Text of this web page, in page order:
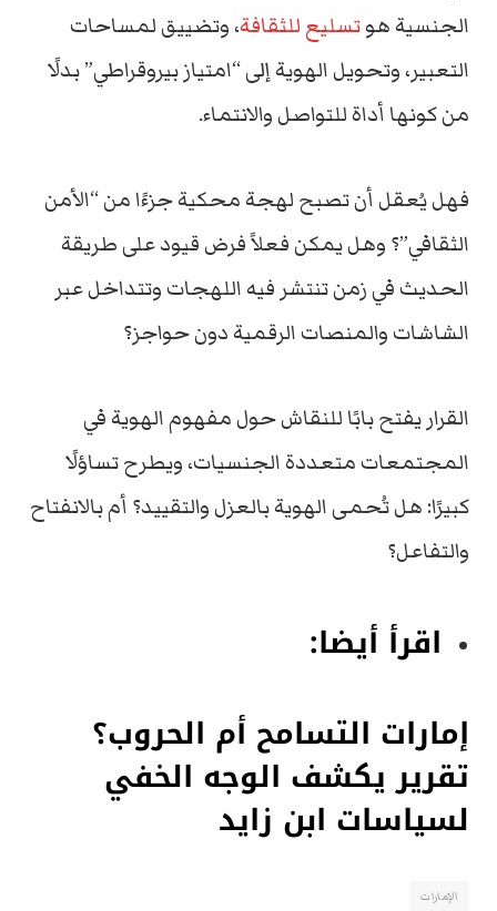
الجنسية هوتسليع للثقافة، وتضييق لمساحات
التعبير، وتحويل الهوية إلى “امتياز بيروقراطي” بدلًا
من كونها أداة للتواصل والانتماء.
فهل يُعقل أن تصبح لهجة محكية جزءًا من “الأمن
الثقافي”؟ وهل يمكن فعلاً فرض قيود على طريقة
الحديث في زمن تنتشر فيه اللهجات وتتداخل عبر
الشاشات والمنصات الرقمية دون حواجز؟
القرار يفتح بابًا للنقاش حول مفهوم الهوية في
المجتمعات متعددة الجنسيات، ويطرح تساؤلًا
كبيرًا: هل تُحمى الهوية بالعزل والتقييد؟ أم بالانفتاح
والتفاعل؟
اقرأ أيضا:
إمارات التسامح أم الحروب؟
تقرير يكشف الوجه الخفي
لسياسات ابن زايد
الإمارات